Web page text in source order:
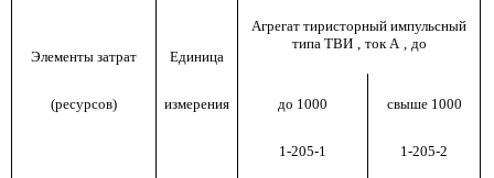
Элементы затрат Единица
Агрегат тиристорный импульсный
типа ТВИ , ток А , до
(ресурсов) измерения до 1000 свыше 1000
1-205-1 1-205-2